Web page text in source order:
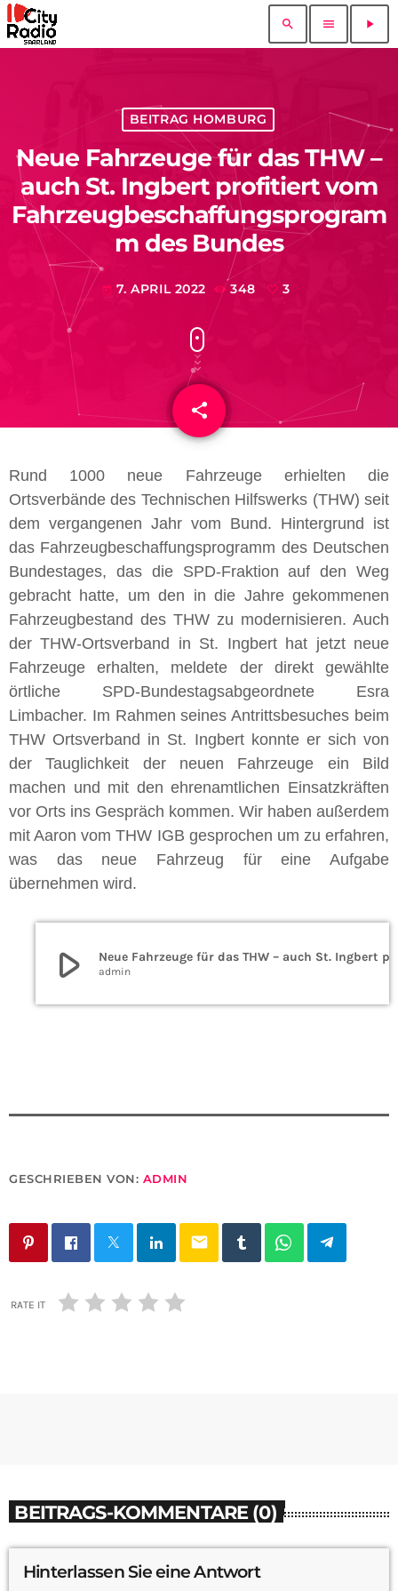
search menu play_arrow
BEITRAG HOMBURG
Neue Fahrzeuge für das THW –
auch St. Ingbert profitiert vom
Fahrzeugbeschaffungsprogram
m des Bundes
today 7. APRIL 2022 348 3
share
email
Rund 1000 neue Fahrzeuge erhielten die
Ortsverbände des Technischen Hilfswerks (THW) seit
dem vergangenen Jahr vom Bund. Hintergrund ist
das Fahrzeugbeschaffungsprogramm des Deutschen
Bundestages, das die SPD-Fraktion auf den Weg
gebracht hatte, um den in die Jahre gekommenen
Fahrzeugbestand des THW zu modernisieren. Auch
der THW-Ortsverband in St. Ingbert hat jetzt neue
Fahrzeuge erhalten, meldete der direkt gewählte
örtliche SPD-Bundestagsabgeordnete Esra
Limbacher. Im Rahmen seines Antrittsbesuches beim
THW Ortsverband in St. Ingbert konnte er sich von
der Tauglichkeit der neuen Fahrzeuge ein Bild
machen und mit den ehrenamtlichen Einsatzkräften
vor Orts ins Gespräch kommen. Wir haben außerdem
mit Aaron vom THW IGB gesprochen um zu erfahren,
was das neue Fahrzeug für eine Aufgabe
übernehmen wird.
play_arrow admin
GESCHRIEBEN VON: ADMIN
email
RATE IT
BEITRAGS-KOMMENTARE (0)
Hinterlassen Sie eine Antwort